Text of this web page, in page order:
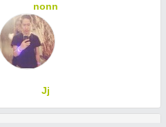
nonn
Jj